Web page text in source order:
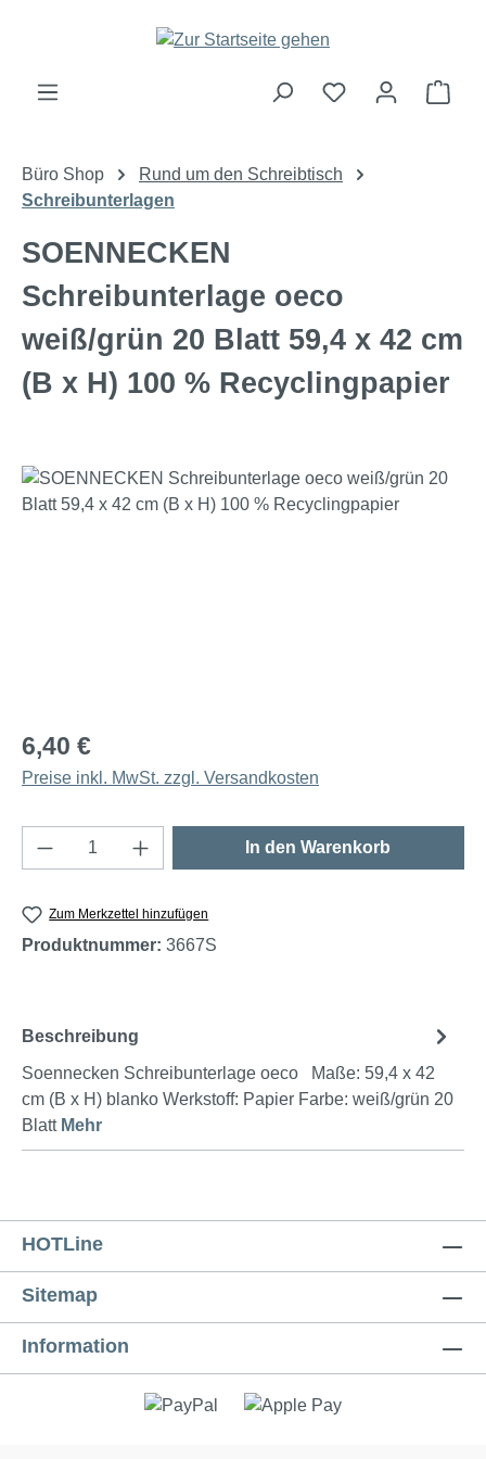
Zum Hauptinhalt springen
Büro Shop
Rund um den Schreibtisch
Schreibunterlagen
SOENNECKEN
Schreibunterlage oeco
weiß/grün 20 Blatt 59,4 x 42 cm
(B x H) 100 % Recyclingpapier
Bildergalerie überspringen
6,40 €
Preise inkl. MwSt. zzgl. Versandkosten
Produkt Anzahl: Gib den gewünschten
In den Warenkorb
Zum Merkzettel hinzufügen
Produktnummer: 3667S
Beschreibung
Soennecken Schreibunterlage oeco Maße: 59,4 x 42
cm (B x H) blanko Werkstoff: Papier Farbe: weiß/grün 20
Blatt Mehr
HOTLine
Sitemap
Information